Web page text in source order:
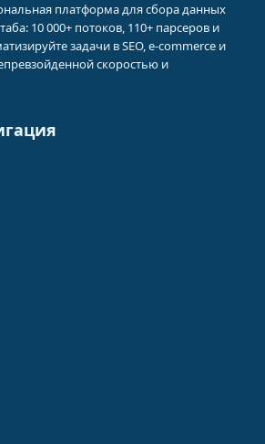
платформа для сбора данных
10 000+ потоков, 110+ парсеров и
задачи в SEO, e-commerce и
скоростью и